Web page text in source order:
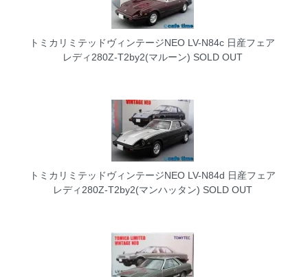
トミカリミテッドヴィンテージNEO LV-N84c 日産フェア
レディ280Z-T2by2(マルーン) SOLD OUT
トミカリミテッドヴィンテージNEO LV-N84d 日産フェア
レディ280Z-T2by2(マンハッタン) SOLD OUT